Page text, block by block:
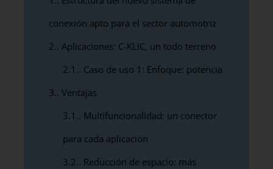
conexión apto para el sector automotriz
2. Aplicaciones: C-KLIC, un todo terreno
2.1. Caso de uso 1: Enfoque: potencia
3. Ventajas
3.1. Multifuncionalidad: un conector
para cada aplicación
3.2. Reducción de espacio: más